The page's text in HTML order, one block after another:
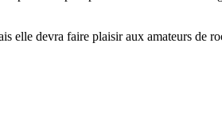
elle devra faire plaisir aux amateurs de